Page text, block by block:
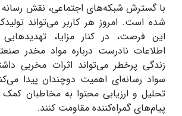
با گسترش شبکه‌های اجتماعی، نقش رسانه
شده است. امروز هر کاربر می‌تواند
این فرصت، در کنار مزایا، تهدیدهایی
اطلاعات نادرست درباره مواد مخدر
زندگی پرخطر می‌تواند اثرات مخربی
سواد رسانه‌ای اهمیت دوچندان پیدا
تحلیل و ارزیابی محتوا به مخاطبان کمک
پیام‌های گمراه‌کننده مقاومت کنند.